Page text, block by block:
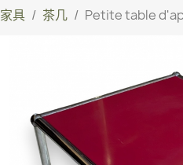
家具 茶几 Petite table